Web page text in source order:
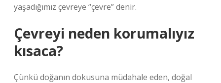
yaşadığımız çevreye “çevre” denir.
Çevreyi neden korumalıyız
kısaca?
Çünkü doğanın dokusuna müdahale eden, doğal